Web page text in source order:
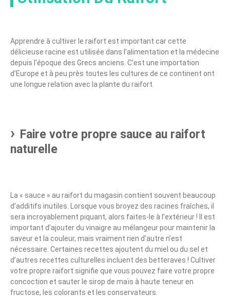
Apprendre à cultiver le raifort est important car cette
délicieuse racine est utilisée dans l’alimentation et la médecine
depuis l’époque des Grecs anciens. C’est une importation
d’Europe et à peu près toutes les cultures de ce continent ont
une longue relation avec la plante du raifort.
Faire votre propre sauce au raifort
naturelle
La « sauce » au raifort du magasin contient souvent beaucoup
d’additifs inutiles. Lorsque vous broyez des racines fraîches, il
sera incroyablement piquant, alors faites-le à l’extérieur ! Il est
important d’ajouter du vinaigre au mélangeur pour maintenir la
saveur et la couleur, mais vraiment rien d’autre n’est
nécessaire. Certaines recettes ajoutent du miel ou du sel et
d’autres recettes culturelles incluent des betteraves ! Cultiver
votre propre raifort signifie que vous pouvez faire votre propre
concoction et sauter le sirop de maïs à haute teneur en
fructose, les colorants et les conservateurs.